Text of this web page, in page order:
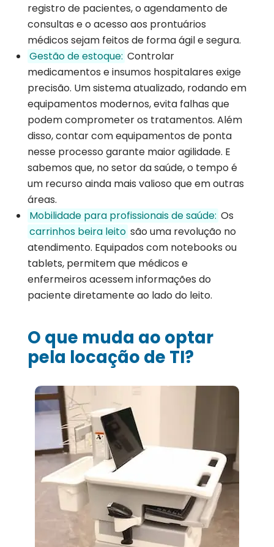
registro de pacientes, o agendamento de
consultas e o acesso aos prontuários
médicos sejam feitos de forma ágil e segura.
Gestão de estoque: Controlar
medicamentos e insumos hospitalares exige
precisão. Um sistema atualizado, rodando em
equipamentos modernos, evita falhas que
podem comprometer os tratamentos. Além
disso, contar com equipamentos de ponta
nesse processo garante maior agilidade. E
sabemos que, no setor da saúde, o tempo é
um recurso ainda mais valioso que em outras
áreas.
Mobilidade para profissionais de saúde: Os
carrinhos beira leito são uma revolução no
atendimento. Equipados com notebooks ou
tablets, permitem que médicos e
enfermeiros acessem informações do
paciente diretamente ao lado do leito.
O que muda ao optar
pela locação de TI?